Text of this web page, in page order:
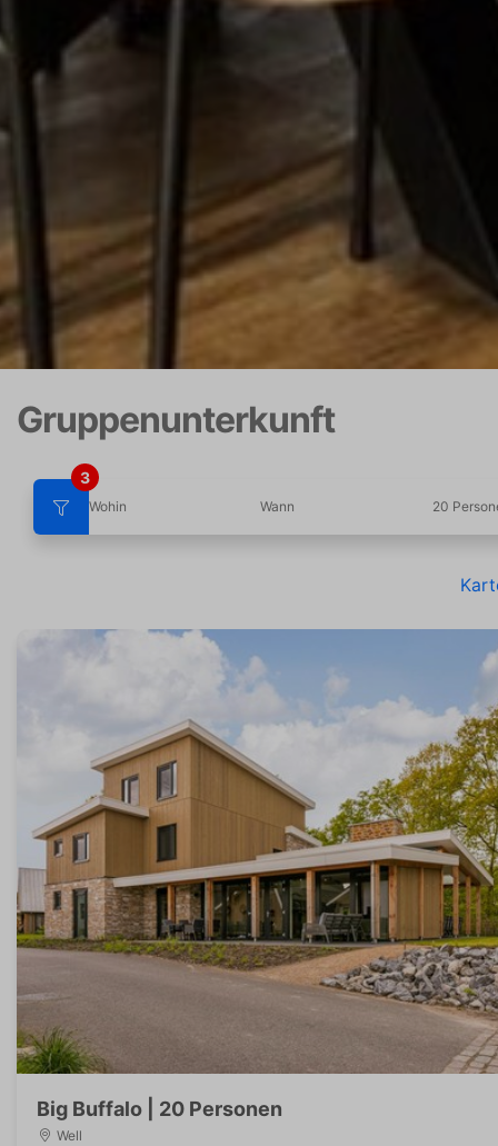
Gruppenunterkunft
Big Buffalo | 20 Personen
Well
3
Wohin Wann 20